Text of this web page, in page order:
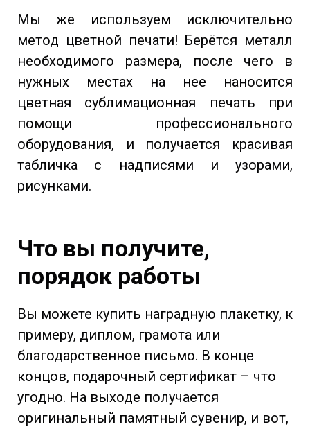
Мы же используем исключительно
метод цветной печати! Берётся металл
необходимого размера, после чего в
нужных местах на нее наносится
цветная сублимационная печать при
помощи профессионального
оборудования, и получается красивая
табличка с надписями и узорами,
рисунками.
Что вы получите,
порядок работы
Вы можете купить наградную плакетку, к
примеру, диплом, грамота или
благодарственное письмо. В конце
концов, подарочный сертификат – что
угодно. На выходе получается
оригинальный памятный сувенир, и вот,